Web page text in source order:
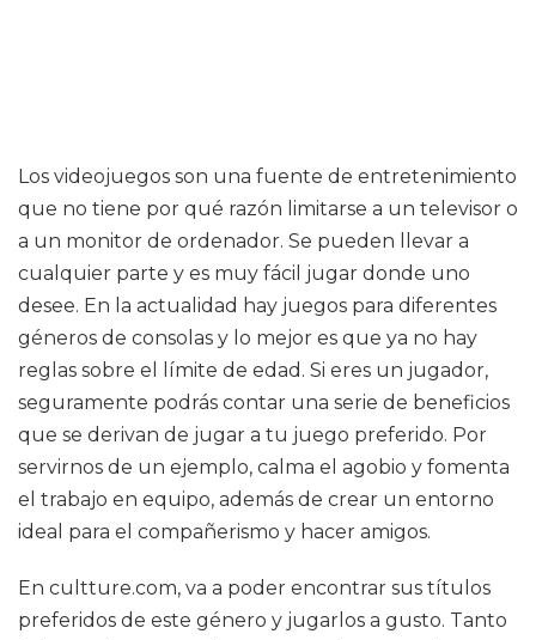
Los videojuegos son una fuente de entretenimiento
que no tiene por qué razón limitarse a un televisor o
a un monitor de ordenador. Se pueden llevar a
cualquier parte y es muy fácil jugar donde uno
desee. En la actualidad hay juegos para diferentes
géneros de consolas y lo mejor es que ya no hay
reglas sobre el límite de edad. Si eres un jugador,
seguramente podrás contar una serie de beneficios
que se derivan de jugar a tu juego preferido. Por
servirnos de un ejemplo, calma el agobio y fomenta
el trabajo en equipo, además de crear un entorno
ideal para el compañerismo y hacer amigos.
En cultture.com, va a poder encontrar sus títulos
preferidos de este género y jugarlos a gusto. Tanto